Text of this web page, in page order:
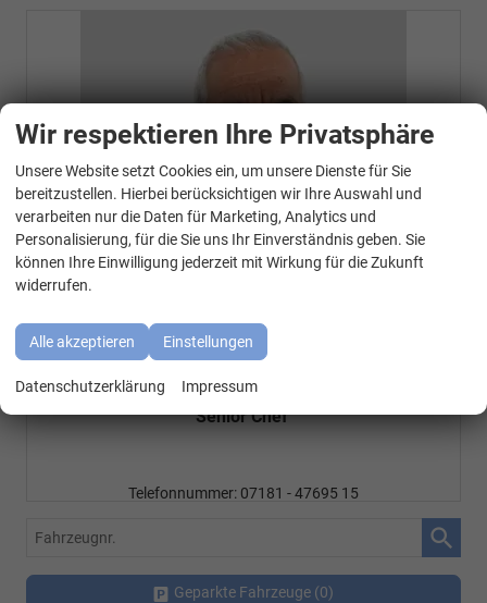
Özen Özkara
Senior Chef
Telefonnummer: 07181 - 47695 15
Fahrzeugnr.
Geparkte Fahrzeuge (0)
Wir respektieren Ihre Privatsphäre
Unsere Website setzt Cookies ein, um unsere Dienste für Sie
bereitzustellen. Hierbei berücksichtigen wir Ihre Auswahl und
verarbeiten nur die Daten für Marketing, Analytics und
Personalisierung, für die Sie uns Ihr Einverständnis geben. Sie
können Ihre Einwilligung jederzeit mit Wirkung für die Zukunft
widerrufen.
Alle akzeptieren Einstellungen
Datenschutzerklärung Impressum